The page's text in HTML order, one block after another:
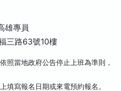
雄專員
三路63號10樓
照當地政府公告停止上班為準則，
填寫報名日期或來電預約報名。